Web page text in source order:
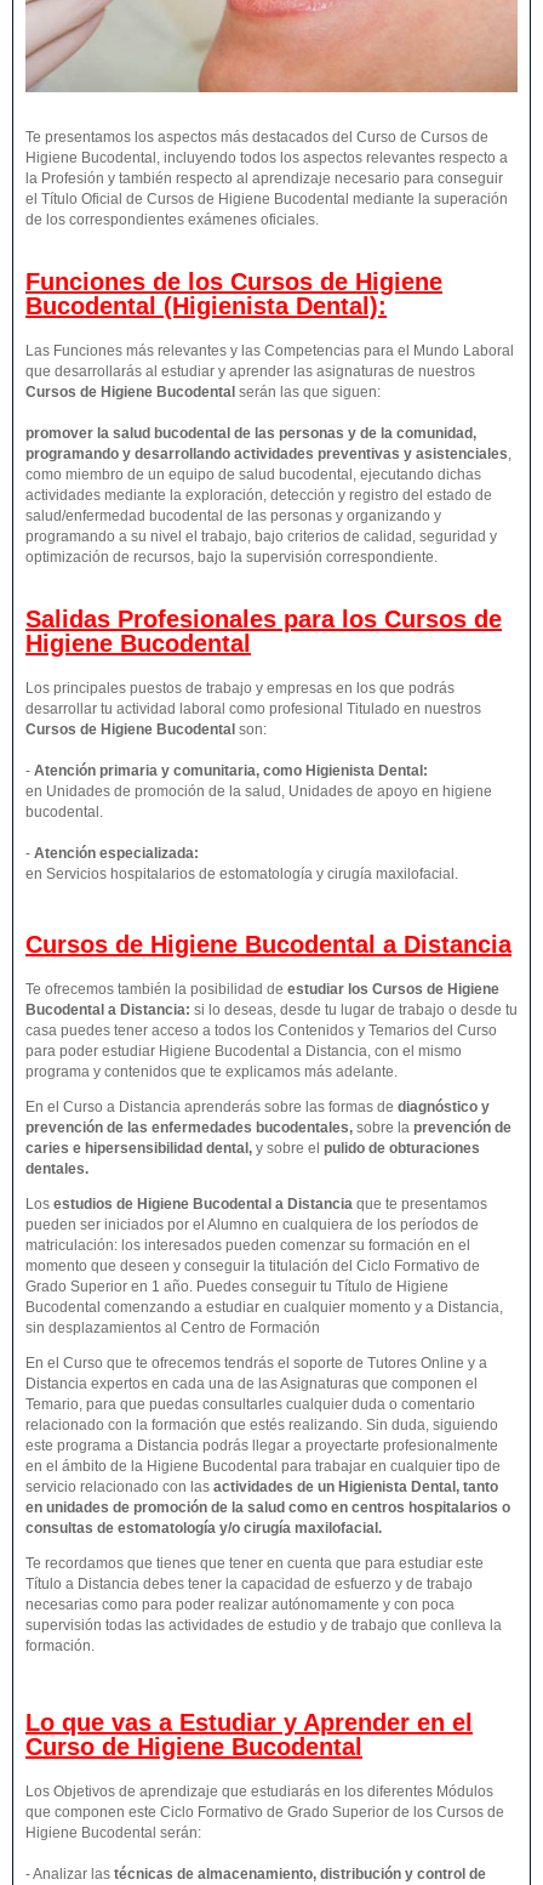
Te presentamos los aspectos más destacados del Curso de Cursos de
Higiene Bucodental, incluyendo todos los aspectos relevantes respecto a
la Profesión y también respecto al aprendizaje necesario para conseguir
el Título Oficial de Cursos de Higiene Bucodental mediante la superación
de los correspondientes exámenes oficiales.
Funciones de los Cursos de Higiene
Bucodental (Higienista Dental):
Las Funciones más relevantes y las Competencias para el Mundo Laboral
que desarrollarás al estudiar y aprender las asignaturas de nuestros
Cursos de Higiene Bucodental serán las que siguen:
promover la salud bucodental de las personas y de la comunidad,
programando y desarrollando actividades preventivas y asistenciales,
como miembro de un equipo de salud bucodental, ejecutando dichas
actividades mediante la exploración, detección y registro del estado de
salud/enfermedad bucodental de las personas y organizando y
programando a su nivel el trabajo, bajo criterios de calidad, seguridad y
optimización de recursos, bajo la supervisión correspondiente.
Salidas Profesionales para los Cursos de
Higiene Bucodental
Los principales puestos de trabajo y empresas en los que podrás
desarrollar tu actividad laboral como profesional Titulado en nuestros
Cursos de Higiene Bucodental son:
- Atención primaria y comunitaria, como Higienista Dental:
en Unidades de promoción de la salud, Unidades de apoyo en higiene
bucodental.
- Atención especializada:
en Servicios hospitalarios de estomatología y cirugía maxilofacial.
Cursos de Higiene Bucodental a Distancia
Te ofrecemos también la posibilidad de estudiar los Cursos de Higiene
Bucodental a Distancia: si lo deseas, desde tu lugar de trabajo o desde tu
casa puedes tener acceso a todos los Contenidos y Temarios del Curso
para poder estudiar Higiene Bucodental a Distancia, con el mismo
programa y contenidos que te explicamos más adelante.
En el Curso a Distancia aprenderás sobre las formas de diagnóstico y
prevención de las enfermedades bucodentales, sobre la prevención de
caries e hipersensibilidad dental, y sobre el pulido de obturaciones
dentales.
Los estudios de Higiene Bucodental a Distancia que te presentamos
pueden ser iniciados por el Alumno en cualquiera de los períodos de
matriculación: los interesados pueden comenzar su formación en el
momento que deseen y conseguir la titulación del Ciclo Formativo de
Grado Superior en 1 año. Puedes conseguir tu Título de Higiene
Bucodental comenzando a estudiar en cualquier momento y a Distancia,
sin desplazamientos al Centro de Formación
En el Curso que te ofrecemos tendrás el soporte de Tutores Online y a
Distancia expertos en cada una de las Asignaturas que componen el
Temario, para que puedas consultarles cualquier duda o comentario
relacionado con la formación que estés realizando. Sin duda, siguiendo
este programa a Distancia podrás llegar a proyectarte profesionalmente
en el ámbito de la Higiene Bucodental para trabajar en cualquier tipo de
servicio relacionado con las actividades de un Higienista Dental, tanto
en unidades de promoción de la salud como en centros hospitalarios o
consultas de estomatología y/o cirugía maxilofacial.
Te recordamos que tienes que tener en cuenta que para estudiar este
Título a Distancia debes tener la capacidad de esfuerzo y de trabajo
necesarias como para poder realizar autónomamente y con poca
supervisión todas las actividades de estudio y de trabajo que conlleva la
formación.
Lo que vas a Estudiar y Aprender en el
Curso de Higiene Bucodental
Los Objetivos de aprendizaje que estudiarás en los diferentes Módulos
que componen este Ciclo Formativo de Grado Superior de los Cursos de
Higiene Bucodental serán:
- Analizar las técnicas de almacenamiento, distribución y control de